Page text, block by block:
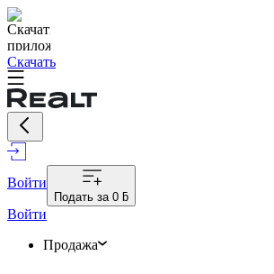
Скачать
Войти
Подать за 0 ƃ
Войти
Продажа